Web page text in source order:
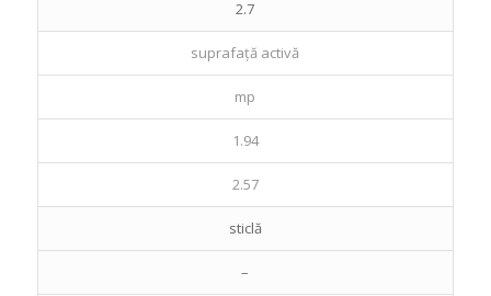
2.7
suprafață activă
mp
1.94
2.57
sticlă
–